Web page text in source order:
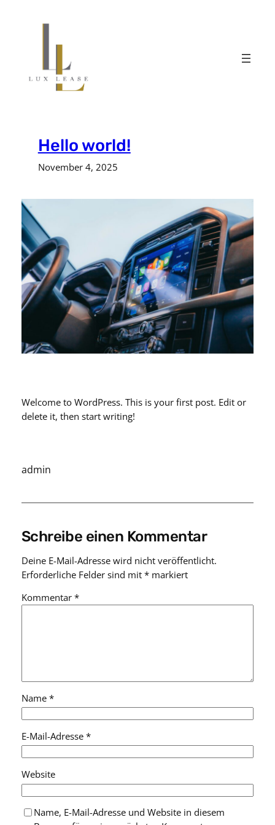
Hello world!
November 4, 2025
Welcome to WordPress. This is your first post. Edit or
delete it, then start writing!
admin
Schreibe einen Kommentar
Deine E-Mail-Adresse wird nicht veröffentlicht.
Erforderliche Felder sind mit *markiert
Kommentar *
Name *
E-Mail-Adresse *
Website
Name, E-Mail-Adresse und Website in diesem